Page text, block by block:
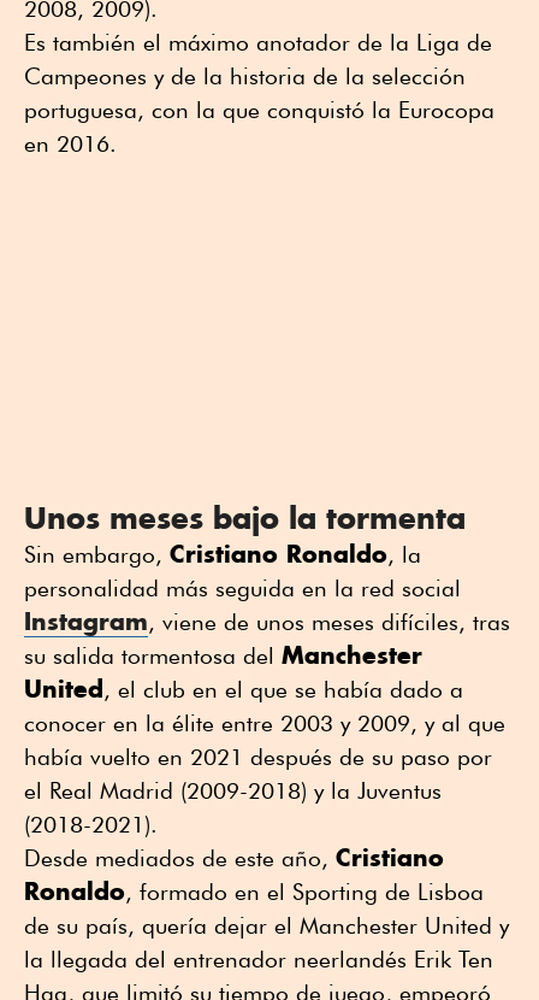
2008, 2009).
Es también el máximo anotador de la Liga de
Campeones y de la historia de la selección
portuguesa, con la que conquistó la Eurocopa
en 2016.
Unos meses bajo la tormenta
Sin embargo, Cristiano Ronaldo, la
personalidad más seguida en la red social
Instagram, viene de unos meses difíciles, tras
su salida tormentosa del Manchester
United, el club en el que se había dado a
conocer en la élite entre 2003 y 2009, y al que
había vuelto en 2021 después de su paso por
el Real Madrid (2009-2018) y la Juventus
(2018-2021).
Desde mediados de este año, Cristiano
Ronaldo, formado en el Sporting de Lisboa
de su país, quería dejar el Manchester United y
la llegada del entrenador neerlandés Erik Ten
Hag, que limitó su tiempo de juego, empeoró